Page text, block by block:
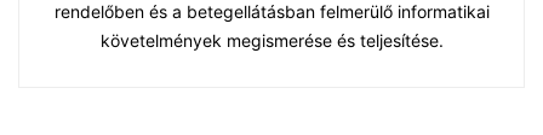
rendelőben és a betegellátásban felmerülő informatikai
követelmények megismerése és teljesítése.